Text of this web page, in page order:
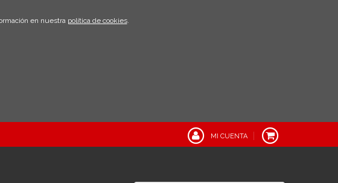
en nuestra política de cookies.
MI CUENTA